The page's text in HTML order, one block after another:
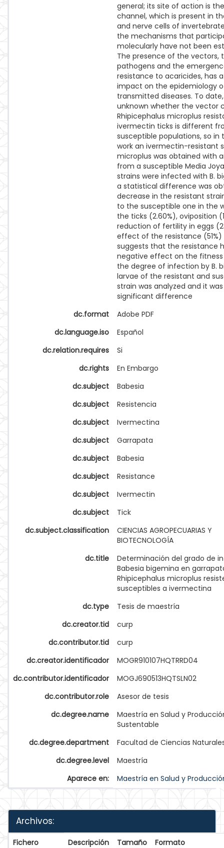
general; its site of action is
channel, which is present in
and nerve cells of
the mechanisms that
molecularly have not been
The presence of the vectors,
pathogens and the
resistance to acaricides, has
impact on the epidemiology
transmitted diseases. To
unknown whether the vector
Rhipicephalus microplus
ivermectin ticks is different
susceptible populations, so in
work an ivermectin-resistant
microplus was obtained with
from a susceptible Media
strains were infected with B.
a statistical difference was
decrease in the resistant
to the susceptible one in the
the ticks (2.60%), oviposition
reduction of fertility in eggs
effect of the resistance (51%)
suggests that the resistance
negative effect on the
the degree of infection by B.
larvae of the resistant and
strain was analyzed and it
significant difference
dc.format
Adobe PDF
dc.language.iso
Español
dc.relation.requires
Si
dc.rights
En Embargo
dc.subject
Babesia
dc.subject
Resistencia
dc.subject
Ivermectina
dc.subject
Garrapata
dc.subject
Babesia
dc.subject
Resistance
dc.subject
Ivermectin
dc.subject
Tick
dc.subject.classification
CIENCIAS AGROPECUARIAS Y
BIOTECNOLOGÍA
dc.title
Determinación del grado de
Babesia bigemina en
Rhipicephalus microplus
susceptibles a ivermectina
dc.type
Tesis de maestría
dc.creator.tid
curp
dc.contributor.tid
curp
dc.creator.identificador
MOGR910107HQTRRD04
dc.contributor.identificador
MOGJ690513HQTSLN02
dc.contributor.role
Asesor de tesis
dc.degree.name
Maestría en Salud y
Sustentable
dc.degree.department
Facultad de Ciencias
dc.degree.level
Maestría
Aparece en:
Maestría en Salud y
Archivos:
Fichero Descripción Tamaño
Formato